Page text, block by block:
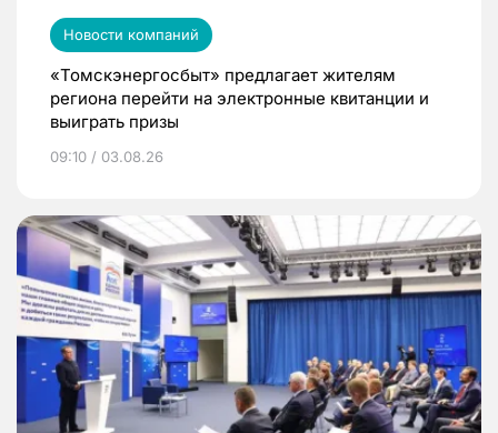
Новости компаний
«Томскэнергосбыт» предлагает жителям
региона перейти на электронные квитанции и
выиграть призы
09:10 / 03.08.26